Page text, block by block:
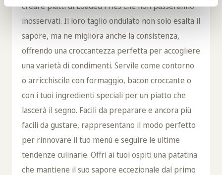
creare piatti di Loaded Fries che non passeranno
inosservati. Il loro taglio ondulato non solo esalta il
sapore, ma ne migliora anche la consistenza,
offrendo una croccantezza perfetta per accogliere
una varietà di condimenti. Servile come contorno
o arricchiscile con formaggio, bacon croccante o
con i tuoi ingredienti speciali per un piatto che
lascerà il segno. Facili da preparare e ancora più
facili da gustare, rappresentano il modo perfetto
per rinnovare il tuo menù e seguire le ultime
tendenze culinarie. Offri ai tuoi ospiti una patatina
che mantiene il suo sapore eccezionale dal primo